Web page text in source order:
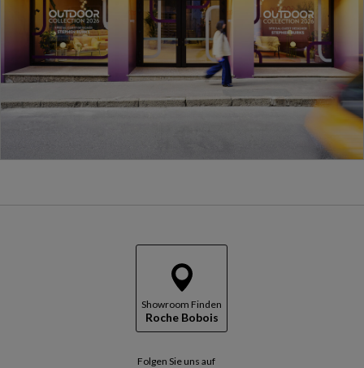
Showroom Finden
Roche Bobois
Folgen Sie uns auf